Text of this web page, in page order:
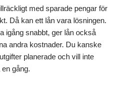
med sparade pengar för
Då kan ett lån vara lösningen.
igång snabbt, ger lån också
andra kostnader. Du kanske
planerade och vill inte
gång.